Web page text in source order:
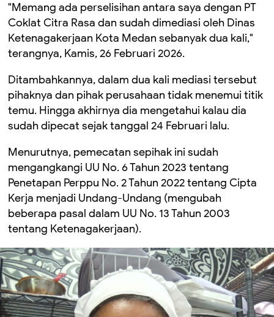
"Memang ada perselisihan antara saya dengan PT
Coklat Citra Rasa dan sudah dimediasi oleh Dinas
Ketenagakerjaan Kota Medan sebanyak dua kali,"
terangnya, Kamis, 26 Februari 2026.
Ditambahkannya, dalam dua kali mediasi tersebut
pihaknya dan pihak perusahaan tidak menemui titik
temu. Hingga akhirnya dia mengetahui kalau dia
sudah dipecat sejak tanggal 24 Februari lalu.
Menurutnya, pemecatan sepihak ini sudah
mengangkangi UU No. 6 Tahun 2023 tentang
Penetapan Perppu No. 2 Tahun 2022 tentang Cipta
Kerja menjadi Undang-Undang (mengubah
beberapa pasal dalam UU No. 13 Tahun 2003
tentang Ketenagakerjaan).